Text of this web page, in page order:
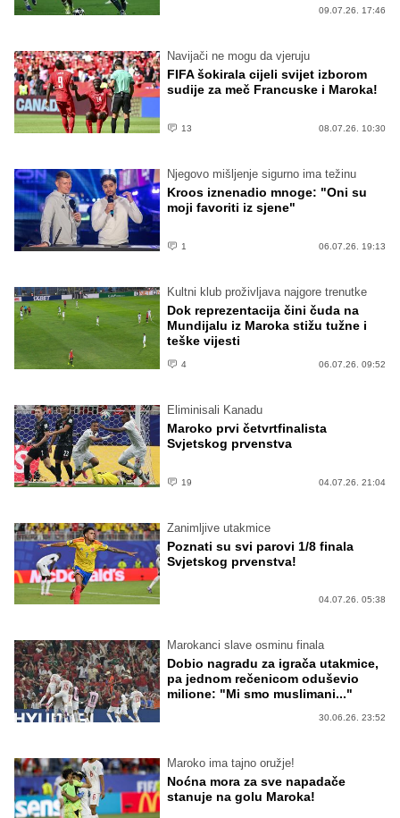
09.07.26. 17:46
Navijači ne mogu da vjeruju
FIFA šokirala cijeli svijet izborom
sudije za meč Francuske i Maroka!
13 08.07.26. 10:30
Njegovo mišljenje sigurno ima težinu
Kroos iznenadio mnoge: "Oni su
moji favoriti iz sjene"
1 06.07.26. 19:13
Kultni klub proživljava najgore trenutke
Dok reprezentacija čini čuda na
Mundijalu iz Maroka stižu tužne i
teške vijesti
4 06.07.26. 09:52
Eliminisali Kanadu
Maroko prvi četvrtfinalista
Svjetskog prvenstva
19 04.07.26. 21:04
Zanimljive utakmice
Poznati su svi parovi 1/8 finala
Svjetskog prvenstva!
04.07.26. 05:38
Marokanci slave osminu finala
Dobio nagradu za igrača utakmice,
pa jednom rečenicom oduševio
milione: "Mi smo muslimani..."
30.06.26. 23:52
Maroko ima tajno oružje!
Noćna mora za sve napadače
stanuje na golu Maroka!